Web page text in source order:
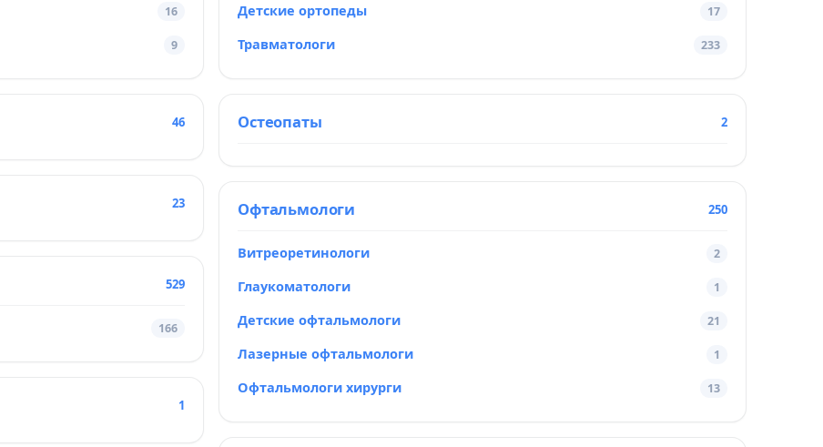
16
9
46
23
529
166
1
Детские ортопеды 17
Травматологи 233
Остеопаты 2
Офтальмологи 250
Витреоретинологи 2
Глаукоматологи 1
Детские офтальмологи 21
Лазерные офтальмологи 1
Офтальмологи хирурги 13